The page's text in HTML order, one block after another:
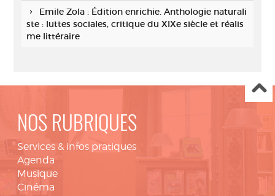
Emile Zola : Édition enrichie. Anthologie naturali
ste : luttes sociales, critique du XIXe siècle et réalis
me littéraire
NOS RUBRIQUES
Services & infos pratiques
Agenda
Musique
Cinéma